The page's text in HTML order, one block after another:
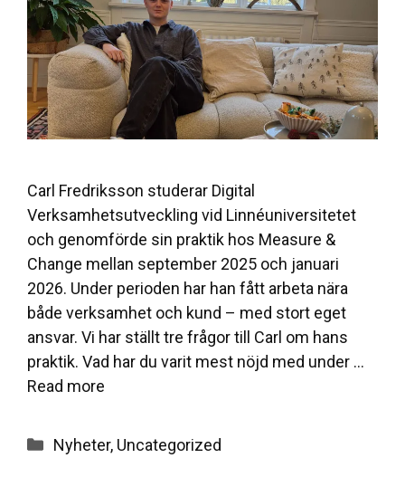
Carl Fredriksson studerar Digital
Verksamhetsutveckling vid Linnéuniversitetet
och genomförde sin praktik hos Measure &
Change mellan september 2025 och januari
2026. Under perioden har han fått arbeta nära
både verksamhet och kund – med stort eget
ansvar. Vi har ställt tre frågor till Carl om hans
praktik. Vad har du varit mest nöjd med under …
Read more
Categories
Nyheter, Uncategorized